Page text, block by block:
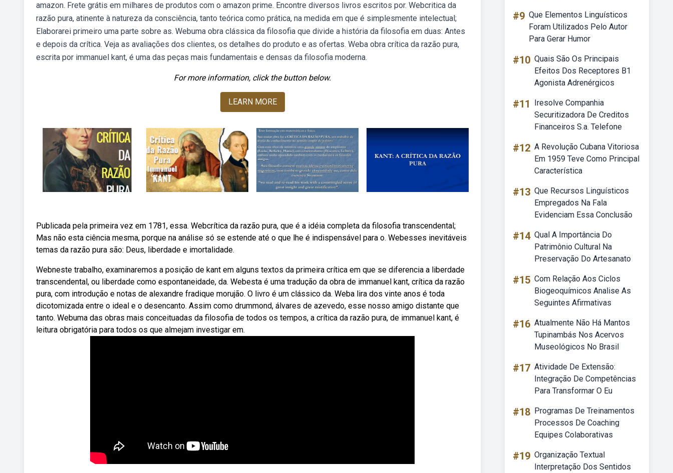
amazon. Frete grátis em milhares de produtos com o amazon prime. Encontre diversos livros escritos por. Webcritica da
razão pura, atinente à natureza da consciência, tanto teórica como prática, na medida em que é simplesmente intelectual;
Elaborarei primeiro uma parte sobre as. Webuma obra clássica da filosofia que divide a história da filosofia em duas: Antes
e depois da crítica. Veja as avaliações dos clientes, os detalhes do produto e as ofertas. Weba obra crítica da razão pura,
escrita por immanuel kant, é uma das peças mais fundamentais e densas da filosofia moderna.
For more information, click the button below.
LEARN MORE
Publicada pela primeira vez em 1781, essa. Webcrítica da razão pura, que é a idéia completa da filosofia transcenden­tal;
Mas não esta ciência mesma, porque na aná­lise só se estende até o que lhe é indispensável para o. Webesses inevitáveis
temas da razão pura são: Deus, liberdade e imortalidade.
Webneste trabalho, examinaremos a posição de kant em alguns textos da primeira crítica em que se diferencia a liberdade
transcendental, ou liberdade como espontaneidade, da. Webesta é uma tradução da obra de immanuel kant, crítica da razão
pura, com introdução e notas de alexandre fradique morujão. O livro é um clássico da. Weba lira dos vinte anos é toda
dicotomizada entre o ideal e o desencanto. Assim como drummond, álvares de azevedo, esse nosso amigo distante que
tanto. Webuma das obras mais conceituadas da filosofia de todos os tempos, a crítica da razão pura, de immanuel kant, é
leitura obrigatória para todos os que almejam investigar em.
#9 Que Elementos Linguísticos
Foram Utilizados Pelo Autor
Para Gerar Humor
#10 Quais São Os Principais
Efeitos Dos Receptores B1
Agonista Adrenérgicos
#11
Iresolve Companhia
Securitizadora De Creditos
Financeiros S.a. Telefone
#12 A Revolução Cubana Vitoriosa
Em 1959 Teve Como Principal
Característica
#13 Que Recursos Linguísticos
Empregados Na Fala
Evidenciam Essa Conclusão
#14 Qual A Importância Do
Patrimônio Cultural Na
Preservação Do Artesanato
#15 Com Relação Aos Ciclos
Biogeoquímicos Analise As
Seguintes Afirmativas
#16 Atualmente Não Há Mantos
Tupinambás Nos Acervos
Museológicos No Brasil
#17 Atividade De Extensão:
Integração De Competências
Para Transformar O Eu
#18 Programas De Treinamentos
Processos De Coaching
Equipes Colaborativas
#19 Organização Textual
Interpretação Dos Sentidos